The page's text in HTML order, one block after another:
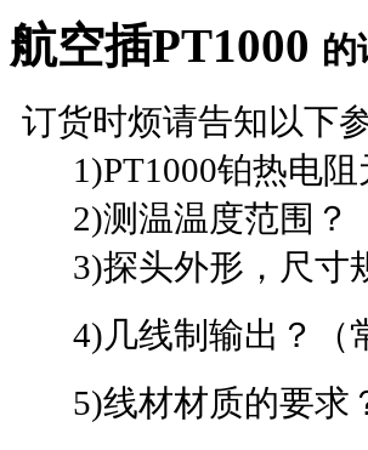
航空插PT1000 的
订货时烦请告知以下
1)PT1000铂热电阻
2)测温温度范围？
3)探头外形，尺寸
4)几线制输出？（
5)线材材质的要求